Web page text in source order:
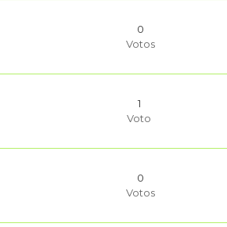
0
Votos
1
Voto
0
Votos